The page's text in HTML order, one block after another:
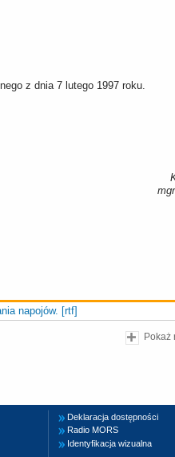
z dnia 7 lutego 1997 roku.
napojów. [rtf]
Pokaż
Deklaracja dostępności
Radio MORS
Identyfikacja wizualna